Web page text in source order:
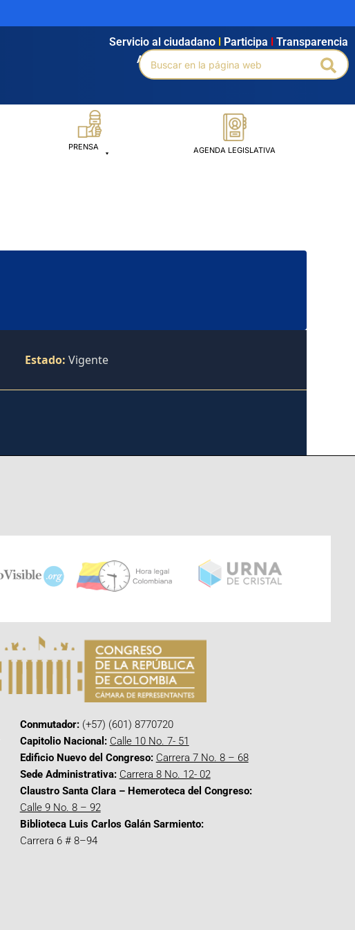
Agendamiento Intranet Búsqueda avanzada
Servicio al ciudadano Participa Transparencia
Buscar
por:
PRENSA AGENDA LEGISLATIVA
Estado: Vigente
Conmutador:(+57) (601) 8770720
Capitolio Nacional: Calle 10 No. 7- 51
Edificio Nuevo del Congreso: Carrera 7 No. 8 – 68
Sede Administrativa: Carrera 8 No. 12- 02
Claustro Santa Clara – Hemeroteca del Congreso:
Calle 9 No. 8 – 92
Biblioteca Luis Carlos Galán Sarmiento:
Carrera 6 # 8–94